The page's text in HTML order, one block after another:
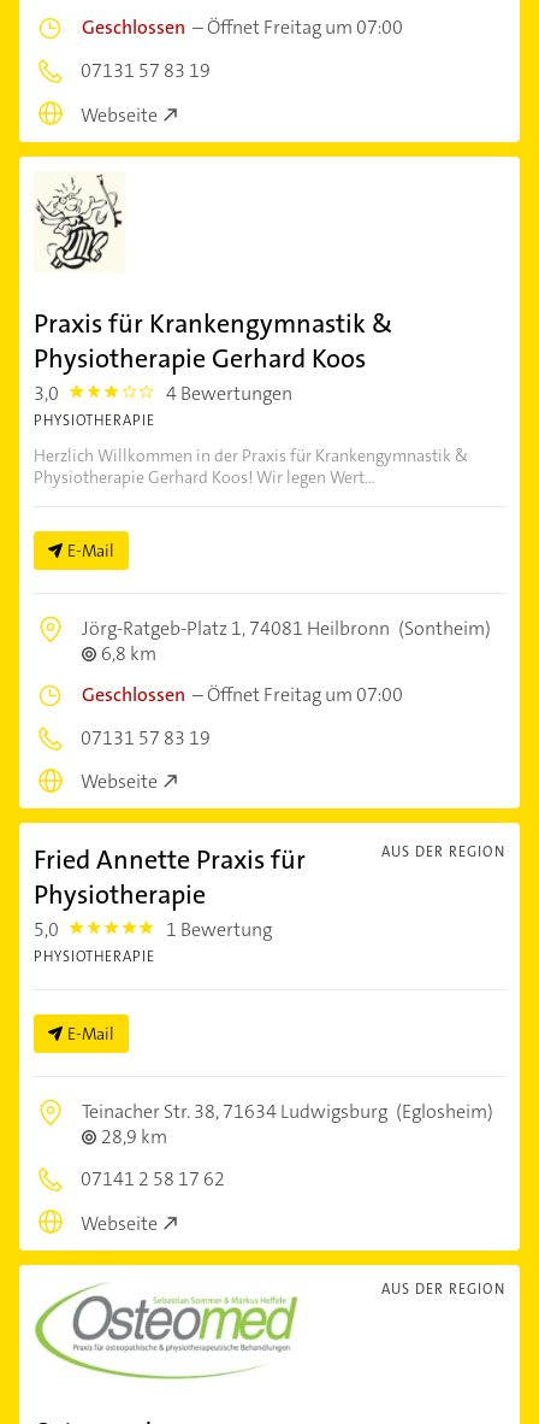
Geschlossen –Öffnet Freitag um 07:00
07131 57 83 19
Webseite
Praxis für Krankengymnastik &
Physiotherapie Gerhard Koos
3,0 3.0 4 Bewertungen
PHYSIOTHERAPIE
Herzlich Willkommen in der Praxis für Krankengymnastik &
Physiotherapie Gerhard Koos! Wir legen Wert...
E-Mail
Jörg-Ratgeb-Platz 1,74081 Heilbronn (Sontheim)
6,8 km
Geschlossen –Öffnet Freitag um 07:00
07131 57 83 19
Webseite
AUS DER REGION
Fried Annette Praxis für
Physiotherapie
5,0 5.0 1 Bewertung
PHYSIOTHERAPIE
E-Mail
Teinacher Str. 38,71634 Ludwigsburg (Eglosheim)
28,9 km
07141 2 58 17 62
Webseite
AUS DER REGION